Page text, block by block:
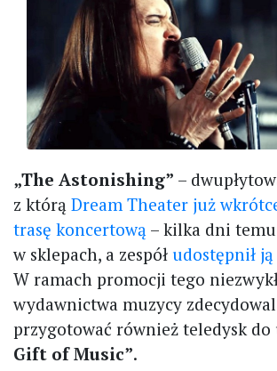
„The Astonishing” –
z którą Dream Theater już
trasę koncertową – kilka dni temu
w sklepach, a zespół udostępnił
W ramach promocji tego
wydawnictwa muzycy
przygotować również teledysk
Gift of Music”.